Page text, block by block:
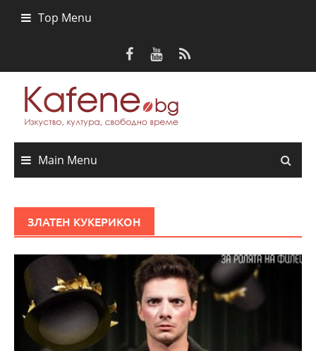
Top Menu
Main Menu
ЗЛАТЕН КУКЕРИКОН